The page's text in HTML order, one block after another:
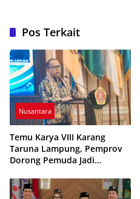
Pos Terkait
Nusantara
Temu Karya VIII Karang
Taruna Lampung, Pemprov
Dorong Pemuda Jadi